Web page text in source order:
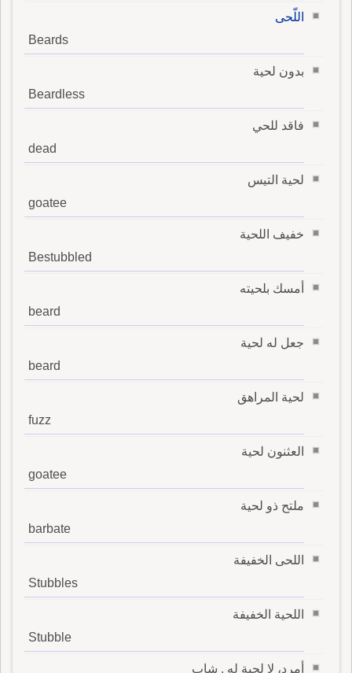
اللّحى
Beards
بدون لحية
Beardless
فاقد للحي
dead
لحية التيس
goatee
خفيف اللحية
Bestubbled
أمسك بلحيته
beard
جعل له لحية
beard
لحية المراهق
fuzz
العثنون لحية
goatee
ملتح ذو لحية
barbate
اللحى الخفيفة
Stubbles
اللحية الخفيفة
Stubble
أمرد، لا لحية له , شاب